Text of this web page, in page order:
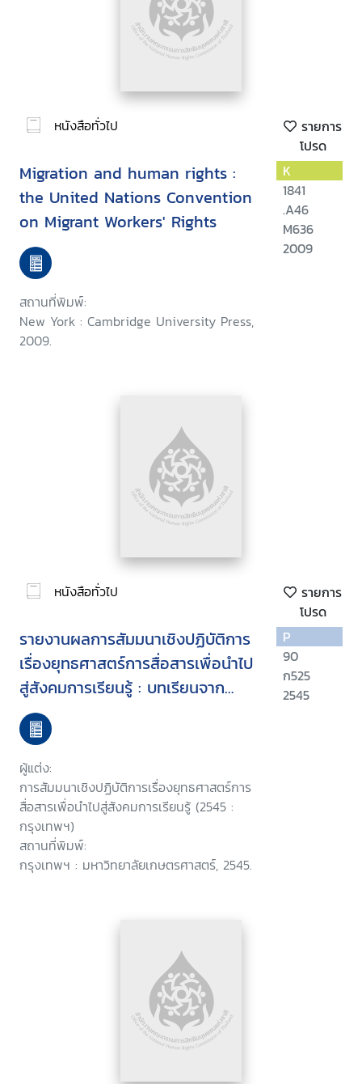
หนังสือทั่วไป
รายการ
โปรด
Migration and human rights :
the United Nations Convention
on Migrant Workers' Rights
สถานที่พิมพ์:
New York : Cambridge University Press,
2009.
K
1841
.A46
M636
2009
หนังสือทั่วไป
รายการ
โปรด
รายงานผลการสัมมนาเชิงปฏิบัติการ
เรื่องยุทธศาสตร์การสื่อสารเพื่อนำไป
สู่สังคมการเรียนรู้ : บทเรียนจาก
IPDC-UNESCO สู่สังคมไทย วันที่ 16
กันยายน 2545 โรงแรมมารวยการ์
เด้น กรุงเทพมหานคร
ผู้แต่ง:
การสัมมนาเชิงปฏิบัติการเรื่องยุทธศาสตร์การ
สื่อสารเพื่อนำไปสู่สังคมการเรียนรู้ (2545 :
กรุงเทพฯ)
สถานที่พิมพ์:
กรุงเทพฯ : มหาวิทยาลัยเกษตรศาสตร์, 2545.
P
90
ก525
2545